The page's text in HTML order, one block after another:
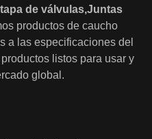
de válvulas,Juntas
productos de caucho
a las especificaciones del
listos para usar y
global.